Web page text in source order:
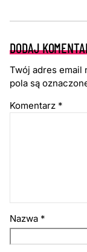
DODAJ
Twój adres email
pola są
Komentarz *
Nazwa *